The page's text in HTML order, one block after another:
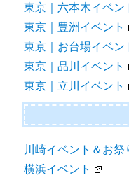
東京｜六本木イベン
東京｜豊洲イベント
東京｜お台場イベン
東京｜品川イベント
東京｜立川イベント
川崎イベント＆お祭
横浜イベント